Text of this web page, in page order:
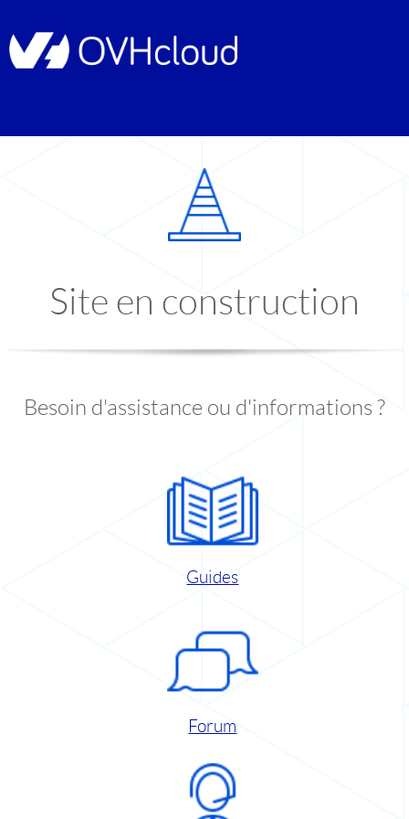
Site en construction
Besoin d'assistance ou d'informations ?
Guides
Forum